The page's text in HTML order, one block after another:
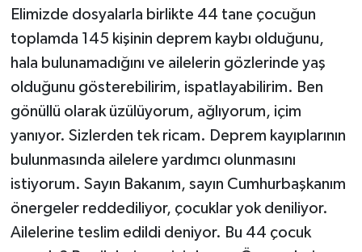
Elimizde dosyalarla birlikte 44 tane çocuğun
toplamda 145 kişinin deprem kaybı olduğunu,
hala bulunamadığını ve ailelerin gözlerinde yaş
olduğunu gösterebilirim, ispatlayabilirim. Ben
gönüllü olarak üzülüyorum, ağlıyorum, içim
yanıyor. Sizlerden tek ricam. Deprem kayıplarının
bulunmasında ailelere yardımcı olunmasını
istiyorum. Sayın Bakanım, sayın Cumhurbaşkanım
önergeler reddediliyor, çocuklar yok deniliyor.
Ailelerine teslim edildi deniyor. Bu 44 çocuk